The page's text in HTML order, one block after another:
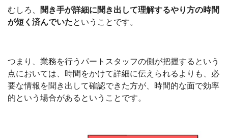
むしろ、
聞き手が詳細に聞き出して理解するやり方の時間
が短く済んでいたということです。
つまり、業務を行うパートスタッフの側が把握するという
点においては、時間をかけて詳細に伝えられるよりも、必
要な情報を聞き出して確認できた方が、時間的な面で効率
的という場合があるということです。